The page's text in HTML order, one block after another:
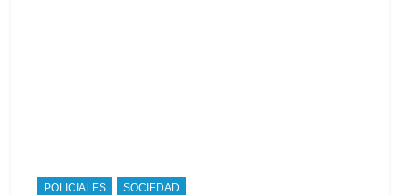
POLICIALES SOCIEDAD